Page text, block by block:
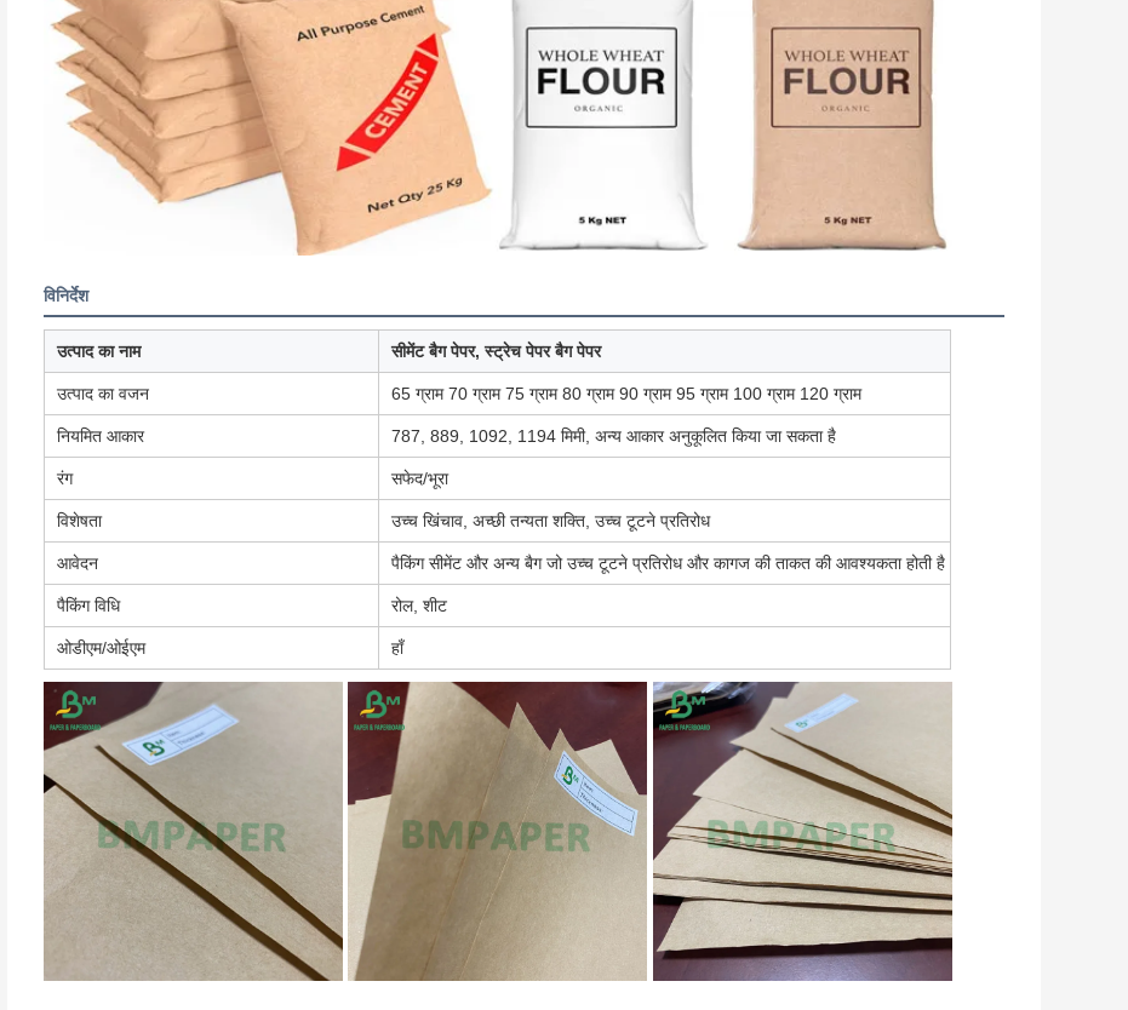
विनिर्देश
उत्पाद का नाम सीमेंट बैग पेपर, स्ट्रेच पेपर बैग पेपर
उत्पाद का वजन 65 ग्राम 70 ग्राम 75 ग्राम 80 ग्राम 90 ग्राम 95 ग्राम 100 ग्राम 120 ग्राम
नियमित आकार 787, 889, 1092, 1194 मिमी, अन्य आकार अनुकूलित किया जा सकता है
रंग सफेद/भूरा
विशेषता उच्च खिंचाव, अच्छी तन्यता शक्ति, उच्च टूटने प्रतिरोध
आवेदन पैकिंग सीमेंट और अन्य बैग जो उच्च टूटने प्रतिरोध और कागज की ताकत की आवश्यकता होती है
पैकिंग विधि रोल, शीट
ओडीएम/ओईएम हाँ